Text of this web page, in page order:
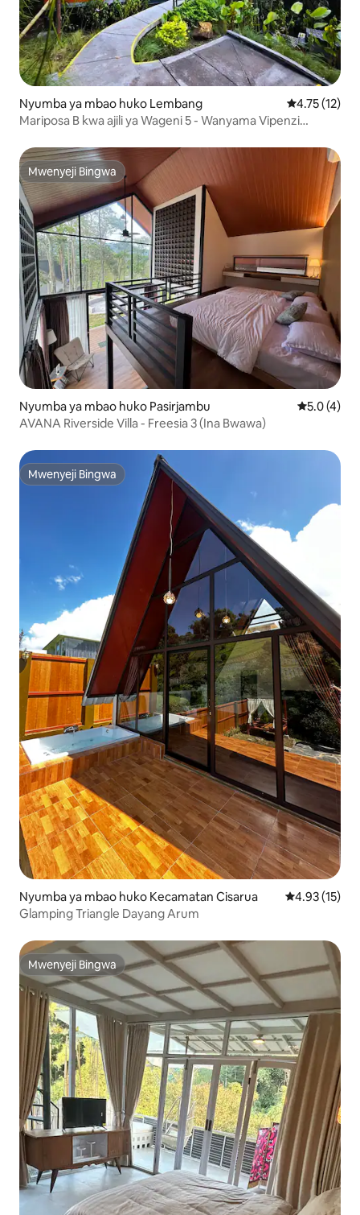
Nyumba ya mbao huko Lembang Ukadiriaji wa
4.75 (12)
Mariposa B kwa ajili ya Wageni 5 - Wanyama Vipenzi
Mwenyeji Bingwa
Mwenyeji Bingwa
Nyumba ya mbao huko Pasirjambu Ukadiriaji
5.0 (4)
AVANA Riverside Villa - Freesia 3 (Ina Bwawa)
Mwenyeji Bingwa
Mwenyeji Bingwa
Nyumba ya mbao huko Kecamatan Cisarua Ukadiriaji wa
4.93 (15)
Glamping Triangle Dayang Arum
Mwenyeji Bingwa
Mwenyeji Bingwa